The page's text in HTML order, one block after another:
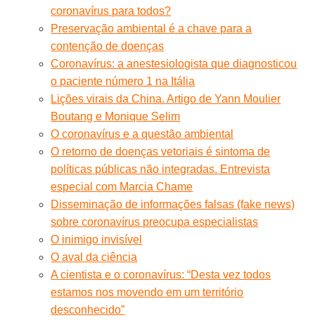
coronavírus para todos?
Preservação ambiental é a chave para a
contenção de doenças
Coronavírus: a anestesiologista que diagnosticou
o paciente número 1 na Itália
Lições virais da China. Artigo de Yann Moulier
Boutang e Monique Selim
O coronavírus e a questão ambiental
O retorno de doenças vetoriais é sintoma de
políticas públicas não integradas. Entrevista
especial com Marcia Chame
Disseminação de informações falsas (fake news)
sobre coronavírus preocupa especialistas
O inimigo invisível
O aval da ciência
A cientista e o coronavírus: “Desta vez todos
estamos nos movendo em um território
desconhecido”